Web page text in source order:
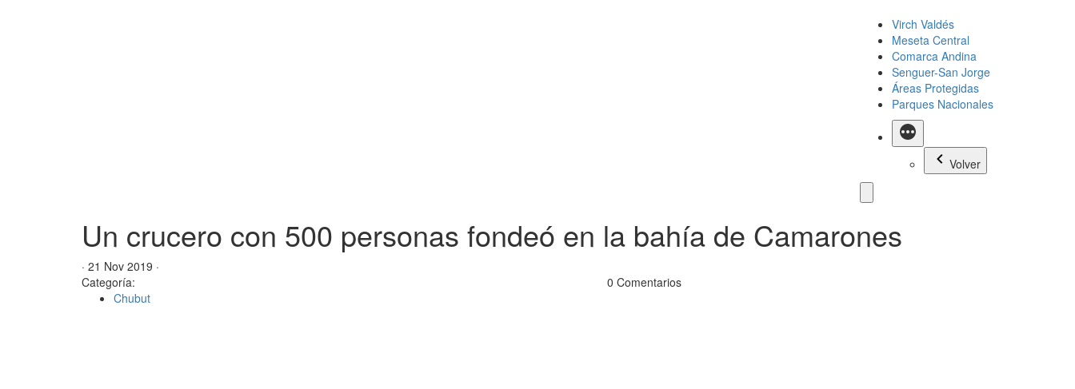
Virch Valdés
Meseta Central
Comarca Andina
Senguer-San Jorge
Áreas Protegidas
Parques Nacionales
Más
Volver
Un crucero con 500 personas fondeó en la bahía de Camarones
· 21 Nov 2019 ·
Categoría:
Chubut
0 Comentarios